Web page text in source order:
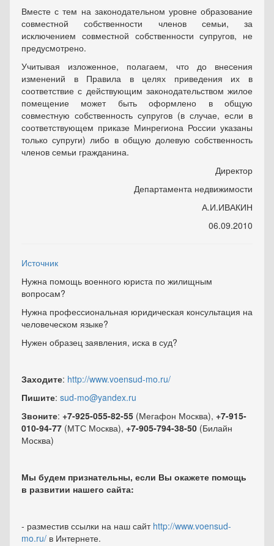
Вместе с тем на законодательном уровне образование
совместной собственности членов семьи, за
исключением совместной собственности супругов, не
предусмотрено.
Учитывая изложенное, полагаем, что до внесения
изменений в Правила в целях приведения их в
соответствие с действующим законодательством жилое
помещение может быть оформлено в общую
совместную собственность супругов (в случае, если в
соответствующем приказе Минрегиона России указаны
только супруги) либо в общую долевую собственность
членов семьи гражданина.
Директор
Департамента недвижимости
А.И.ИВАКИН
06.09.2010
Источник
Нужна помощь военного юриста по жилищным
вопросам?
Нужна профессиональная юридическая консультация на
человеческом языке?
Нужен образец заявления, иска в суд?
Заходите: http://www.voensud-mo.ru/
Пишите: sud-mo@yandex.ru
Звоните: +7-925-055-82-55 (Мегафон Москва), +7-915-
010-94-77 (МТС Москва), +7-905-794-38-50 (Билайн
Москва)
Мы будем признательны, если Вы окажете помощь
в развитии нашего сайта:
- разместив ссылки на наш сайт http://www.voensud-
mo.ru/ в Интернете.